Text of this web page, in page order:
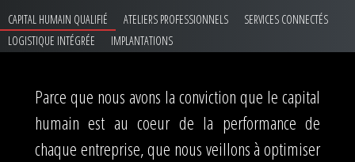
CAPITAL HUMAIN QUALIFIÉ ATELIERS PROFESSIONNELS
SERVICES CONNECTÉS
LOGISTIQUE INTÉGRÉE
IMPLANTATIONS
Parce que nous avons la conviction que le capital
humain est au coeur de la performance de
chaque entreprise, que nous veillons à optimiser